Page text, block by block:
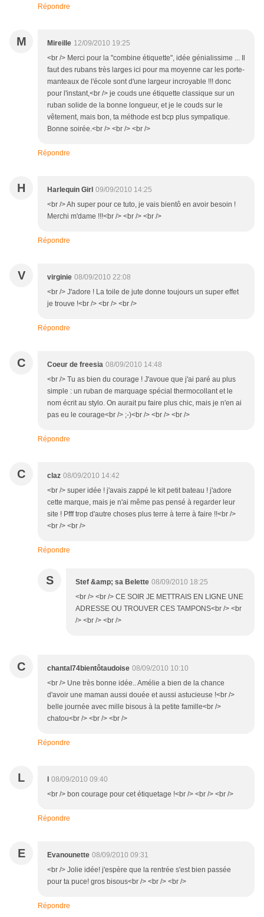
Répondre
M Mireille 12/09/2010 19:25
<br /> Merci pour la "combine étiquette", idée génialissime ... Il
faut des rubans très larges ici pour ma moyenne car les porte-
manteaux de l'école sont d'une largeur incroyable !!! donc
pour l'instant,<br /> je couds une étiquette classique sur un
ruban solide de la bonne longueur, et je le couds sur le
vêtement, mais bon, ta méthode est bcp plus sympatique.
Bonne soirée.<br /> <br /> <br />
Répondre
H Harlequin Girl 09/09/2010 14:25
<br /> Ah super pour ce tuto, je vais bientô en avoir besoin !
Merchi m'dame !!!<br /> <br /> <br />
Répondre
V virginie 08/09/2010 22:08
<br /> J'adore ! La toile de jute donne toujours un super effet
je trouve !<br /> <br /> <br />
Répondre
C Coeur de freesia 08/09/2010 14:48
<br /> Tu as bien du courage ! J'avoue que j'ai paré au plus
simple : un ruban de marquage spécial thermocollant et le
nom écrit au stylo. On aurait pu faire plus chic, mais je n'en ai
pas eu le courage<br /> ;-)<br /> <br /> <br />
Répondre
C claz 08/09/2010 14:42
<br /> super idée ! j'avais zappé le kit petit bateau ! j'adore
cette marque, mais je n'ai même pas pensé à regarder leur
site ! Pfff trop d'autre choses plus terre à terre à faire !!<br />
<br /> <br />
Répondre
S Stef &amp; sa Belette 08/09/2010 18:25
<br /> <br /> CE SOIR JE METTRAIS EN LIGNE UNE
ADRESSE OU TROUVER CES TAMPONS<br /> <br
/> <br /> <br />
C chantal74bientôtaudoise 08/09/2010 10:10
<br /> Une très bonne idée.. Amélie a bien de la chance
d'avoir une maman aussi douée et aussi astucieuse !<br />
belle journée avec mille bisous à la petite famille<br />
chatou<br /> <br /> <br />
Répondre
L
08/09/2010 09:40
<br /> bon courage pour cet étiquetage !<br /> <br /> <br />
Répondre
E Evanounette 08/09/2010 09:31
<br /> Jolie idée! j'espère que la rentrée s'est bien passée
pour ta puce! gros bisous<br /> <br /> <br />
Répondre